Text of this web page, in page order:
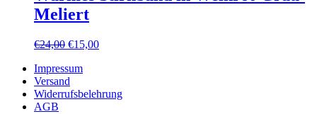
Meliert
€24,00 Ursprünglicher
war:
€24,00
€15,00Aktueller
Impressum
Versand
Widerrufsbelehrung
AGB